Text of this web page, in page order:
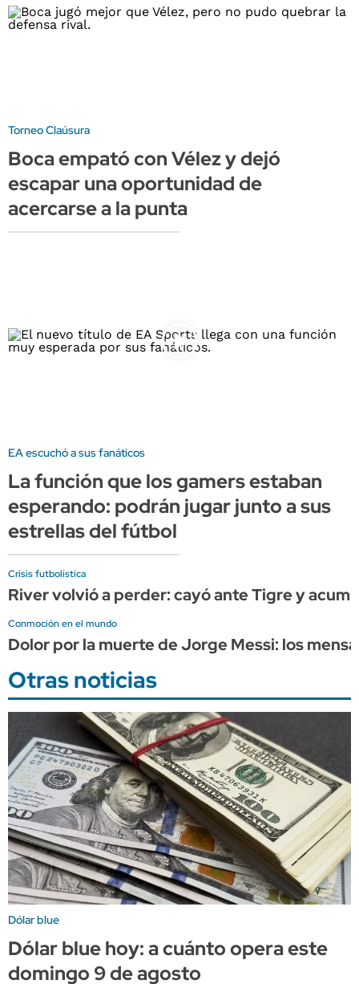
Torneo Claúsura
Boca empató con Vélez y dejó
escapar una oportunidad de
acercarse a la punta
EA escuchó a sus fanáticos
La función que los gamers estaban
esperando: podrán jugar junto a sus
estrellas del fútbol
Crisis futbolística
River volvió a perder: cayó ante Tigre y
Conmoción en el mundo
Dolor por la muerte de Jorge Messi: los
Otras noticias
Dólar blue
Dólar blue hoy: a cuánto opera este
domingo 9 de agosto